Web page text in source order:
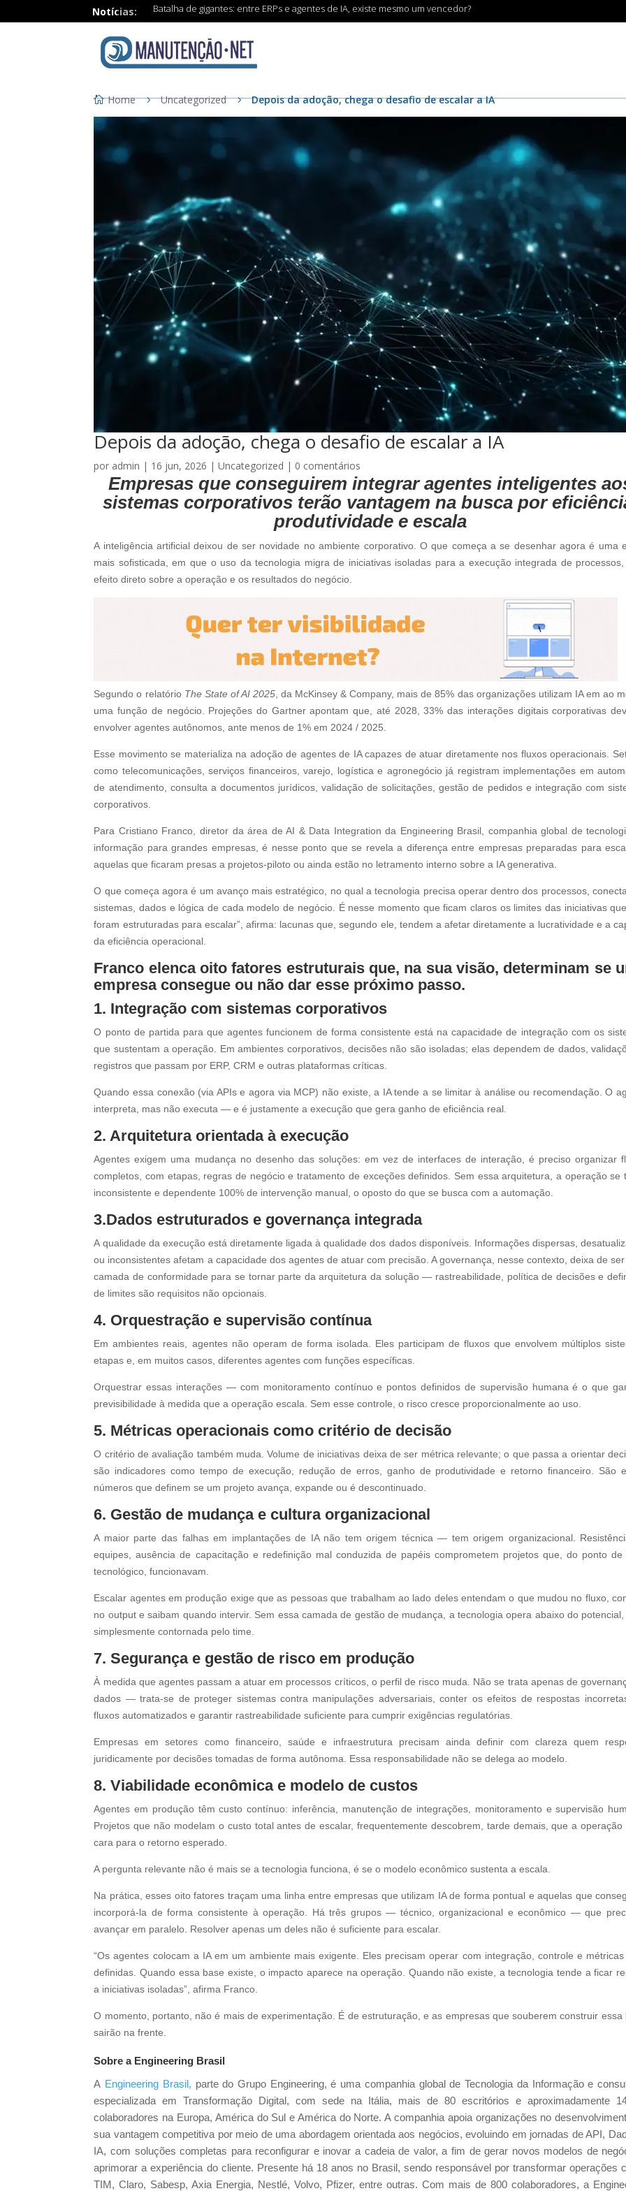
Notícias: Batalha de gigantes: entre ERPs e agentes de IA, existe mesmo um vencedor?
Home Uncategorized Depois da adoção, chega o desafio de escalar a IA
Depois da adoção, chega o desafio de escalar a IA
por admin | 16 jun, 2026 |Uncategorized | 0 comentários
Empresas que conseguirem integrar agentes inteligentes
sistemas corporativos terão vantagem na busca por
produtividade e escala
A inteligência artificial deixou de ser novidade no ambiente corporativo. O que começa a se desenhar agora é uma
mais sofisticada, em que o uso da tecnologia migra de iniciativas isoladas para a execução integrada de processos,
efeito direto sobre a operação e os resultados do negócio.
Segundo o relatório The State of AI 2025, da McKinsey & Company, mais de 85% das organizações utilizam IA em ao
uma função de negócio. Projeções do Gartner apontam que, até 2028, 33% das interações digitais corporativas
envolver agentes autônomos, ante menos de 1% em 2024 / 2025.
Esse movimento se materializa na adoção de agentes de IA capazes de atuar diretamente nos fluxos operacionais.
como telecomunicações, serviços financeiros, varejo, logística e agronegócio já registram implementações em
de atendimento, consulta a documentos jurídicos, validação de solicitações, gestão de pedidos e integração com
corporativos.
Para Cristiano Franco, diretor da área de AI & Data Integration da Engineering Brasil, companhia global de
informação para grandes empresas, é nesse ponto que se revela a diferença entre empresas preparadas para
aquelas que ficaram presas a projetos-piloto ou ainda estão no letramento interno sobre a IA generativa.
O que começa agora é um avanço mais estratégico, no qual a tecnologia precisa operar dentro dos processos,
sistemas, dados e lógica de cada modelo de negócio. É nesse momento que ficam claros os limites das iniciativas
foram estruturadas para escalar”, afirma: lacunas que, segundo ele, tendem a afetar diretamente a lucratividade e a
da eficiência operacional.
Franco elenca oito fatores estruturais que, na sua visão, determinam se
empresa consegue ou não dar esse próximo passo.
1. Integração com sistemas corporativos
O ponto de partida para que agentes funcionem de forma consistente está na capacidade de integração com os
que sustentam a operação. Em ambientes corporativos, decisões não são isoladas; elas dependem de dados,
registros que passam por ERP, CRM e outras plataformas críticas.
Quando essa conexão (via APIs e agora via MCP) não existe, a IA tende a se limitar à análise ou recomendação. O
interpreta, mas não executa — e é justamente a execução que gera ganho de eficiência real.
2. Arquitetura orientada à execução
Agentes exigem uma mudança no desenho das soluções: em vez de interfaces de interação, é preciso organizar
completos, com etapas, regras de negócio e tratamento de exceções definidos. Sem essa arquitetura, a operação se
inconsistente e dependente 100% de intervenção manual, o oposto do que se busca com a automação.
3.Dados estruturados e governança integrada
A qualidade da execução está diretamente ligada à qualidade dos dados disponíveis. Informações dispersas,
ou inconsistentes afetam a capacidade dos agentes de atuar com precisão. A governança, nesse contexto, deixa de
camada de conformidade para se tornar parte da arquitetura da solução — rastreabilidade, política de decisões e
de limites são requisitos não opcionais.
4. Orquestração e supervisão contínua
Em ambientes reais, agentes não operam de forma isolada. Eles participam de fluxos que envolvem múltiplos
etapas e, em muitos casos, diferentes agentes com funções específicas.
Orquestrar essas interações — com monitoramento contínuo e pontos definidos de supervisão humana é o que
previsibilidade à medida que a operação escala. Sem esse controle, o risco cresce proporcionalmente ao uso.
5. Métricas operacionais como critério de decisão
O critério de avaliação também muda. Volume de iniciativas deixa de ser métrica relevante; o que passa a orientar
são indicadores como tempo de execução, redução de erros, ganho de produtividade e retorno financeiro. São
números que definem se um projeto avança, expande ou é descontinuado.
6. Gestão de mudança e cultura organizacional
A maior parte das falhas em implantações de IA não tem origem técnica — tem origem organizacional.
equipes, ausência de capacitação e redefinição mal conduzida de papéis comprometem projetos que, do ponto de
tecnológico, funcionavam.
Escalar agentes em produção exige que as pessoas que trabalham ao lado deles entendam o que mudou no fluxo,
no output e saibam quando intervir. Sem essa camada de gestão de mudança, a tecnologia opera abaixo do potencial,
simplesmente contornada pelo time.
7. Segurança e gestão de risco em produção
À medida que agentes passam a atuar em processos críticos, o perfil de risco muda. Não se trata apenas de
dados — trata-se de proteger sistemas contra manipulações adversariais, conter os efeitos de respostas
fluxos automatizados e garantir rastreabilidade suficiente para cumprir exigências regulatórias.
Empresas em setores como financeiro, saúde e infraestrutura precisam ainda definir com clareza quem
juridicamente por decisões tomadas de forma autônoma. Essa responsabilidade não se delega ao modelo.
8. Viabilidade econômica e modelo de custos
Agentes em produção têm custo contínuo: inferência, manutenção de integrações, monitoramento e supervisão
Projetos que não modelam o custo total antes de escalar, frequentemente descobrem, tarde demais, que a operação
cara para o retorno esperado.
A pergunta relevante não é mais se a tecnologia funciona, é se o modelo econômico sustenta a escala.
Na prática, esses oito fatores traçam uma linha entre empresas que utilizam IA de forma pontual e aquelas que
incorporá-la de forma consistente à operação. Há três grupos — técnico, organizacional e econômico — que
avançar em paralelo. Resolver apenas um deles não é suficiente para escalar.
“Os agentes colocam a IA em um ambiente mais exigente. Eles precisam operar com integração, controle e métricas
definidas. Quando essa base existe, o impacto aparece na operação. Quando não existe, a tecnologia tende a ficar
a iniciativas isoladas”, afirma Franco.
O momento, portanto, não é mais de experimentação. É de estruturação, e as empresas que souberem construir essa
sairão na frente.
Sobre a Engineering Brasil
A Engineering Brasil, parte do Grupo Engineering, é uma companhia global de Tecnologia da Informação e
especializada em Transformação Digital, com sede na Itália, mais de 80 escritórios e aproximadamente
colaboradores na Europa, América do Sul e América do Norte. A companhia apoia organizações no
sua vantagem competitiva por meio de uma abordagem orientada aos negócios, evoluindo em jornadas de API,
IA, com soluções completas para reconfigurar e inovar a cadeia de valor, a fim de gerar novos modelos de
aprimorar a experiência do cliente. Presente há 18 anos no Brasil, sendo responsável por transformar operações
TIM, Claro, Sabesp, Axia Energia, Nestlé, Volvo, Pfizer, entre outras. Com mais de 800 colaboradores, a